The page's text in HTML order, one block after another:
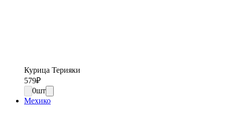
Курица Терияки
579₽
0шт
Мехико